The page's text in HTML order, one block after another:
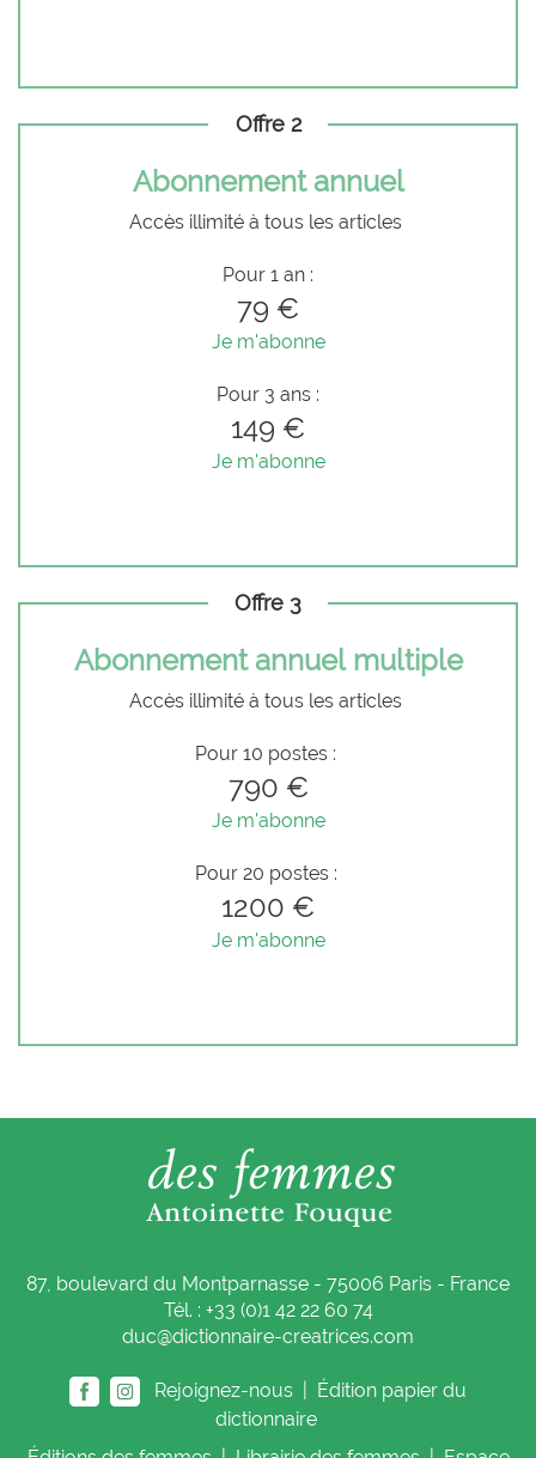
Offre 2
Abonnement annuel
Accès illimité à tous les articles
Pour 1 an :
79 €
Je m'abonne
Pour 3 ans :
149 €
Je m'abonne
Offre 3
Abonnement annuel multiple
Accès illimité à tous les articles
Pour 10 postes :
790 €
Je m'abonne
Pour 20 postes :
1200 €
Je m'abonne
87, boulevard du Montparnasse - 75006 Paris - France
Tél. : +33 (0)1 42 22 60 74
duc@dictionnaire-creatrices.com
Rejoignez-nous |
Édition papier du
dictionnaire